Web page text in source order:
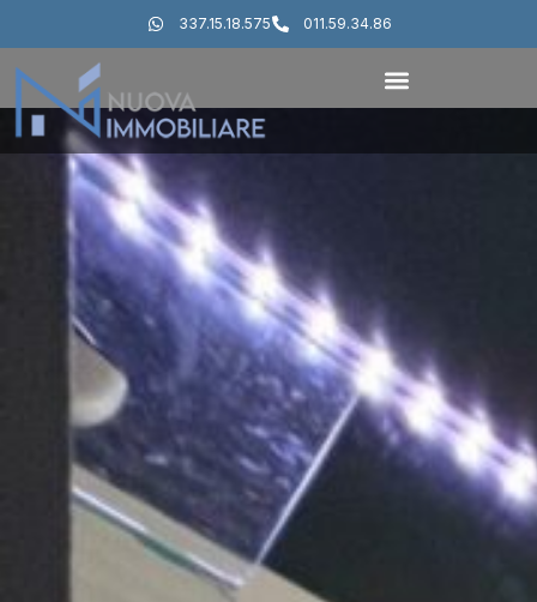
337.15.18.575 011.59.34.86